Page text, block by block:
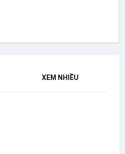
XEM NHIỀU